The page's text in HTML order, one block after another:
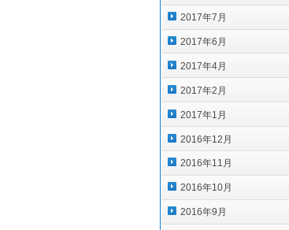
2017年7月
2017年6月
2017年4月
2017年2月
2017年1月
2016年12月
2016年11月
2016年10月
2016年9月